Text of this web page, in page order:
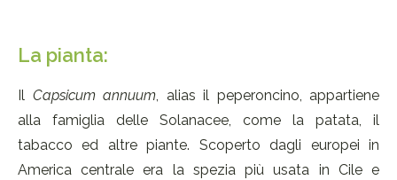
La pianta:
Il Capsicum annuum, alias il peperoncino, appartiene
alla famiglia delle Solanacee, come la patata, il
tabacco ed altre piante. Scoperto dagli europei in
America centrale era la spezia più usata in Cile e